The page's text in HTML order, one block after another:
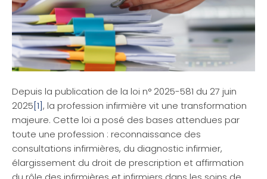
Depuis la publication de la loi n° 2025-581 du 27 juin
2025[1], la profession infirmière vit une transformation
majeure. Cette loi a posé des bases attendues par
toute une profession : reconnaissance des
consultations infirmières, du diagnostic infirmier,
élargissement du droit de prescription et affirmation